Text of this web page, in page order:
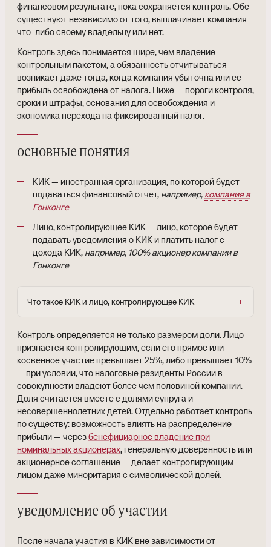
финансовом результате, пока сохраняется контроль. Обе
существуют независимо от того, выплачивает компания
что-либо своему владельцу или нет.
Контроль здесь понимается шире, чем владение
контрольным пакетом, а обязанность отчитываться
возникает даже тогда, когда компания убыточна или её
прибыль освобождена от налога. Ниже — пороги контроля,
сроки и штрафы, основания для освобождения и
экономика перехода на фиксированный налог.
основные понятия
КИК — иностранная организация, по которой будет
подаваться финансовый отчет, например, компания в
Гонконге
Лицо, контролирующее КИК — лицо, которое будет
подавать уведомления о КИК и платить налог с
дохода КИК, например, 100% акционер компании в
Гонконге
Что такое КИК и лицо, контролирующее КИК
Контроль определяется не только размером доли. Лицо
признаётся контролирующим, если его прямое или
косвенное участие превышает 25%, либо превышает 10%
— при условии, что налоговые резиденты России в
совокупности владеют более чем половиной компании.
Доля считается вместе с долями супруга и
несовершеннолетних детей. Отдельно работает контроль
по существу: возможность влиять на распределение
прибыли — черезбенефициарное владение при
номинальных акционерах, генеральную доверенность или
акционерное соглашение — делает контролирующим
лицом даже миноритария с символической долей.
уведомление об участии
После начала участия в КИК вне зависимости от